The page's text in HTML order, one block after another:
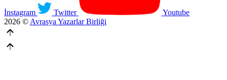
İnstagram Twitter
Youtube
2026 © Avrasya Yazarlar Birliği